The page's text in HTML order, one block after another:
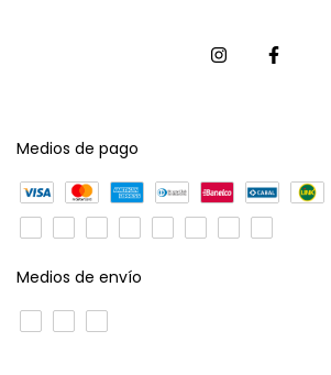
Medios de pago
Medios de envío